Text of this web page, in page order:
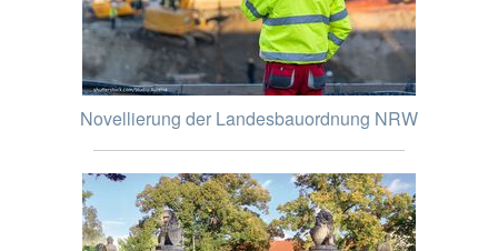
Novellierung der Landesbauordnung NRW